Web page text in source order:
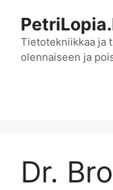
sisältöön
Tietotekniikkaa ja
olennaiseen ja
Dr.